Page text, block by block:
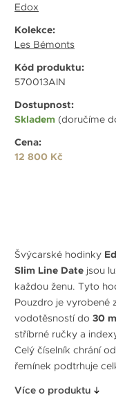
Edox
Kolekce:
Les Bémonts
Kód produktu:
570013AIN
Dostupnost:
Skladem (doručíme
Cena:
12 800 Kč
Švýcarské hodinky
Slim Line Date jsou
každou ženu. Tyto
Pouzdro je vyrobené
vodotěsností do 30 m
stříbrné ručky a
Celý číselník chrání
řemínek podtrhuje
Více o produktu